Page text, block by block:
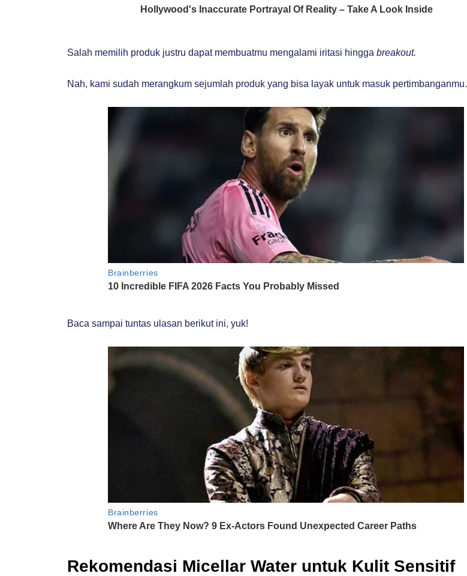
Salah memilih produk justru dapat membuatmu mengalami iritasi hingga breakout.
Nah, kami sudah merangkum sejumlah produk yang bisa layak untuk masuk pertimbanganmu.
Baca sampai tuntas ulasan berikut ini, yuk!
Rekomendasi Micellar Water untuk Kulit Sensitif